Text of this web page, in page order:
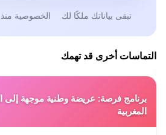
تبقى بياناتك ملكًا لك الخصوصية منذ
التماسات أخرى قد تهمك
برنامج فرصة: عريضة وطنية موجهة إلى
المغربية